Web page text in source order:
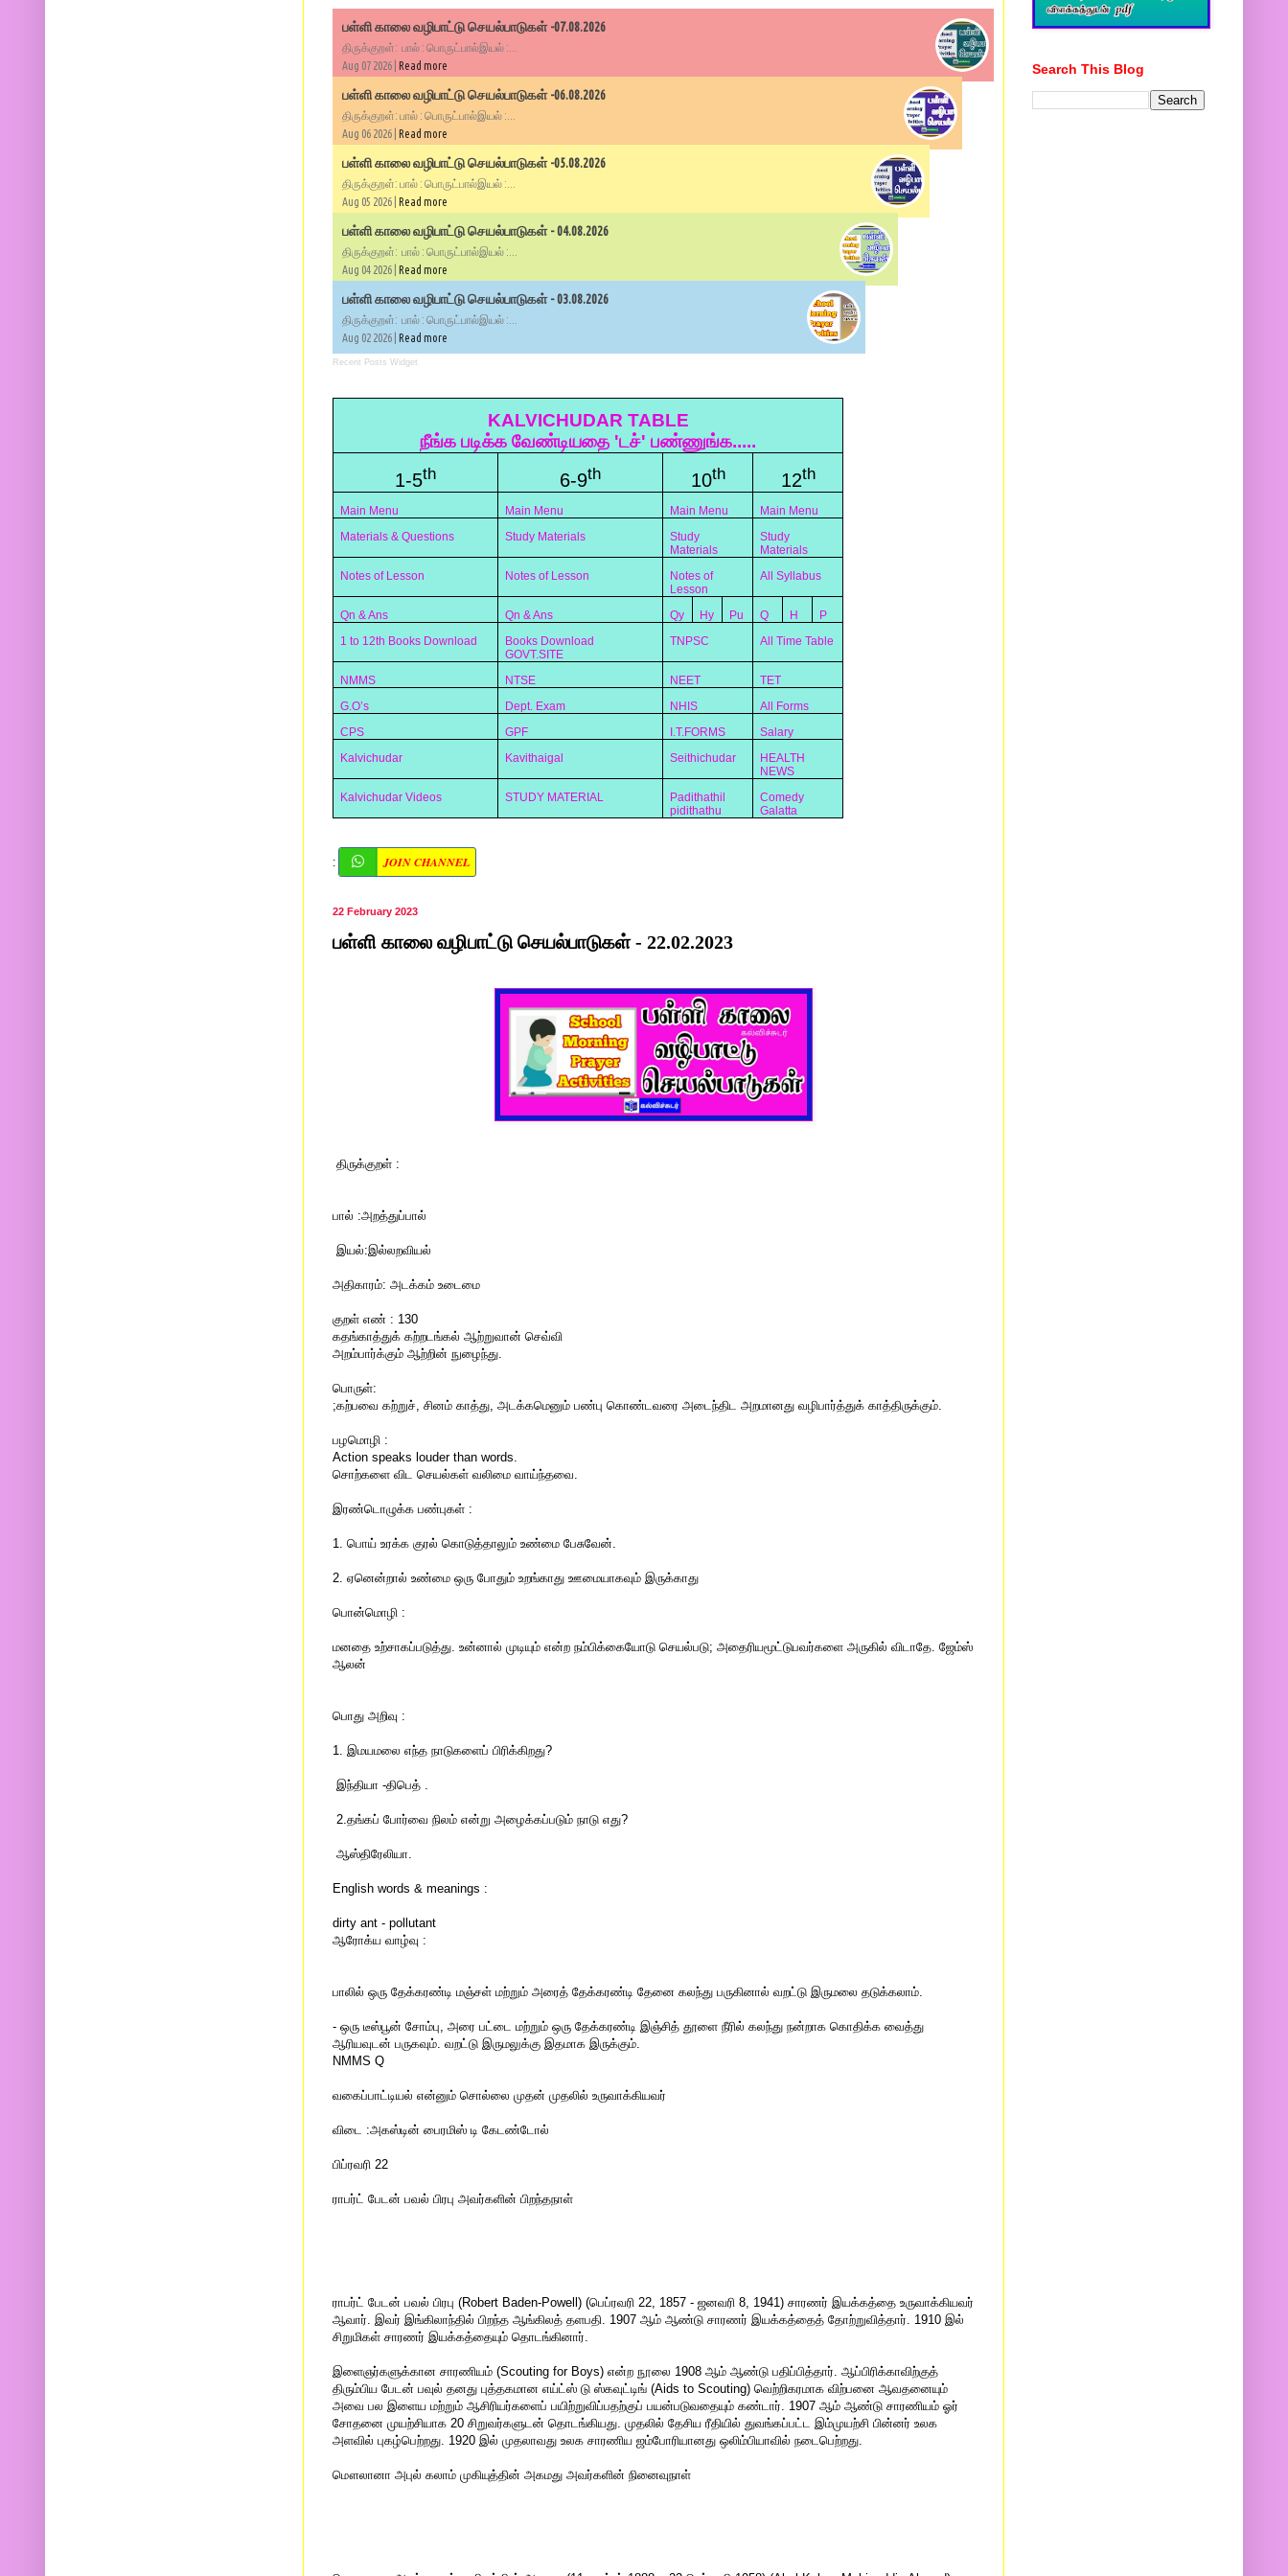
பள்ளி காலை வழிபாட்டு செயல்பாடுகள் -07.08.2026
திருக்குறள்: பால் : பொருட்பால்இயல் :...
Aug 07 2026 | Read more
பள்ளி காலை வழிபாட்டு செயல்பாடுகள் -06.08.2026
திருக்குறள்: பால் : பொருட்பால்இயல் :...
Aug 06 2026 | Read more
பள்ளி காலை வழிபாட்டு செயல்பாடுகள் -05.08.2026
திருக்குறள்: பால் : பொருட்பால்இயல் :...
Aug 05 2026 | Read more
பள்ளி காலை வழிபாட்டு செயல்பாடுகள் - 04.08.2026
திருக்குறள்: பால் : பொருட்பால்இயல் :...
Aug 04 2026 | Read more
பள்ளி காலை வழிபாட்டு செயல்பாடுகள் - 03.08.2026
திருக்குறள்: பால் : பொருட்பால்இயல் :...
Aug 02 2026 | Read more
Recent Posts Widget
KALVICHUDAR TABLE
நீங்க படிக்க வேண்டியதை 'டச்' பண்ணுங்க.....
1-5th 6-9th 10th 12th
Main Menu Main Menu Main Menu
Main Menu
Materials & Questions
Study Materials
Study
Materials
Study
Materials
Notes of Lesson
Notes of Lesson
Notes of
Lesson
All Syllabus
Qn & Ans Qn & Ans Qy Hy Pu Q H
P
1 to 12th Books Download
Books Download
GOVT.SITE
TNPSC All Time Table
NMMS NTSE NEET
TET
G.O’s
Dept. Exam NHIS
All Forms
CPS
GPF I.T.FORMS
Salary
Kalvichudar
Kavithaigal Seithichudar
HEALTH
NEWS
Kalvichudar Videos
STUDY MATERIAL
Padithathil
pidithathu
Comedy
Galatta
: JOIN CHANNEL
22 February 2023
பள்ளி காலை வழிபாட்டு செயல்பாடுகள் - 22.02.2023
திருக்குறள் :
பால் :அறத்துப்பால்
இயல்:இல்லறவியல்
அதிகாரம்: அடக்கம் உடைமை
குறள் எண் : 130
கதங்காத்துக் கற்றடங்கல் ஆற்றுவான் செவ்வி
அறம்பார்க்கும் ஆற்றின் நுழைந்து.
பொருள்:
;கற்பவை கற்றுச், சினம் காத்து, அடக்கமெனும் பண்பு கொண்டவரை அடைந்திட அறமானது வழிபார்த்துக் காத்திருக்கும்.
பழமொழி :
Action speaks louder than words.
சொற்களை விட செயல்கள் வலிமை வாய்ந்தவை.
இரண்டொழுக்க பண்புகள் :
1. பொய் உரக்க குரல் கொடுத்தாலும் உண்மை பேசுவேன்.
2. ஏனென்றால் உண்மை ஒரு போதும் உறங்காது ஊமையாகவும் இருக்காது
பொன்மொழி :
மனதை உற்சாகப்படுத்து. உன்னால் முடியும் என்ற நம்பிக்கையோடு செயல்படு; அதைரியமூட்டுபவர்களை அருகில் விடாதே. ஜேம்ஸ்
ஆலன்
பொது அறிவு :
1. இமயமலை எந்த நாடுகளைப் பிரிக்கிறது?
இந்தியா -திபெத் .
2.தங்கப் போர்வை நிலம் என்று அழைக்கப்படும் நாடு எது?
ஆஸ்திரேலியா.
English words & meanings :
dirty ant - pollutant
ஆரோக்ய வாழ்வு :
பாலில் ஒரு தேக்கரண்டி மஞ்சள் மற்றும் அரைத் தேக்கரண்டி தேனை கலந்து பருகினால் வறட்டு இருமலை தடுக்கலாம்.
- ஒரு டீஸ்பூன் சோம்பு, அரை பட்டை மற்றும் ஒரு தேக்கரண்டி இஞ்சித் தூளை நீரில் கலந்து நன்றாக கொதிக்க வைத்து
ஆரியவுடன் பருகவும். வறட்டு இருமலுக்கு இதமாக இருக்கும்.
NMMS Q
வகைப்பாட்டியல் என்னும் சொல்லை முதன் முதலில் உருவாக்கியவர்
விடை :அகஸ்டின் பைரமிஸ் டி கேடண்டோல்
பிப்ரவரி 22
ராபர்ட் பேடன் பவல் பிரபு அவர்களின் பிறந்தநாள்
ராபர்ட் பேடன் பவல் பிரபு (Robert Baden-Powell) (பெப்ரவரி 22, 1857 - ஜனவரி 8, 1941) சாரணர் இயக்கத்தை உருவாக்கியவர்
ஆவார். இவர் இங்கிலாந்தில் பிறந்த ஆங்கிலத் தளபதி. 1907 ஆம் ஆண்டு சாரணர் இயக்கத்தைத் தோற்றுவித்தார். 1910 இல்
சிறுமிகள் சாரணர் இயக்கத்தையும் தொடங்கினார்.
இளைஞர்களுக்கான சாரணியம் (Scouting for Boys) என்ற நூலை 1908 ஆம் ஆண்டு பதிப்பித்தார். ஆப்பிரிக்காவிற்குத்
திரும்பிய பேடன் பவுல் தனது புத்தகமான எய்ட்ஸ் டு ஸ்கவுட்டிங் (Aids to Scouting) வெற்றிகரமாக விற்பனை ஆவதனையும்
அவை பல இளைய மற்றும் ஆசிரியர்களைப் பயிற்றுவிப்பதற்குப் பயன்படுவதையும் கண்டார். 1907 ஆம் ஆண்டு சாரணியம் ஓர்
சோதனை முயற்சியாக 20 சிறுவர்களுடன் தொடங்கியது. முதலில் தேசிய ரீதியில் துவங்கப்பட்ட இம்முயற்சி பின்னர் உலக
அளவில் புகழ்பெற்றது. 1920 இல் முதலாவது உலக சாரணிய ஜம்போரியானது ஒலிம்பியாவில் நடைபெற்றது.
மௌலானா அபுல் கலாம் முகியுத்தின் அகமது அவர்களின் நினைவுநாள்
Search This Blog